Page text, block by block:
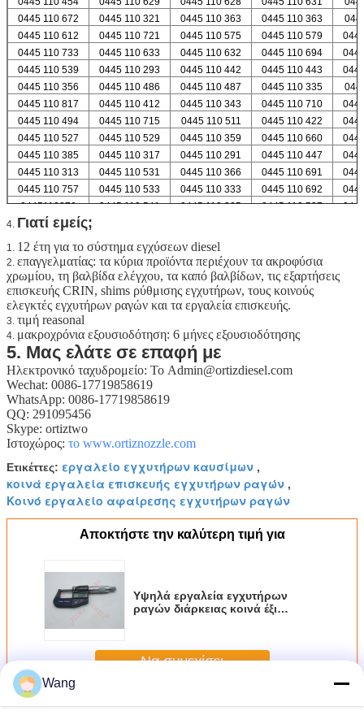
0445 110 672
0445 110 321 0445 110 363 0445 110 363
0445 110 612
0445 110 721 0445 110 575 0445 110 579
0445 110 733
0445 110 633 0445 110 632 0445 110 694
0445 110 539
0445 110 293 0445 110 442 0445 110 443
0445 110 356
0445 110 486 0445 110 487 0445 110 335
0445 110 817
0445 110 412 0445 110 343 0445 110 710
0445 110 494
0445 110 715 0445 110 511 0445 110 422
0445 110 527
0445 110 529 0445 110 359 0445 110 660
0445 110 385
0445 110 317 0445 110 291 0445 110 447
0445 110 313
0445 110 531 0445 110 366 0445 110 691
0445 110 757
0445 110 533 0445 110 333 0445 110 692
0445110376
0445 110 541 0445 110 305 0445 110 537
4. Γιατί εμείς;
1. 12 έτη για το σύστημα εγχύσεων diesel
2. επαγγελματίας: τα κύρια προϊόντα περιέχουν τα ακροφύσια
χρωμίου, τη βαλβίδα ελέγχου, τα καπό βαλβίδων, τις εξαρτήσεις
επισκευής CRIN, shims ρύθμισης εγχυτήρων, τους κοινούς
ελεγκτές εγχυτήρων ραγών και τα εργαλεία επισκευής.
3. τιμή reasonal
4. μακροχρόνια εξουσιοδότηση: 6 μήνες εξουσιοδότησης
5. Μας ελάτε σε επαφή με
Ηλεκτρονικό ταχυδρομείο: Το Admin@ortizdiesel.com
Wechat: 0086-17719858619
WhatsApp: 0086-17719858619
QQ: 291095456
Skype: ortiztwo
Ιστοχώρος: το www.ortiznozzle.com
Ετικέττες: εργαλείο εγχυτήρων καυσίμων ,
κοινά εργαλεία επισκευής εγχυτήρων ραγών ,
Κοινό εργαλείο αφαίρεσης εγχυτήρων ραγών
Αποκτήστε την καλύτερη τιμή για
Υψηλά εργαλεία εγχυτήρων
ραγών διάρκειας κοινά έξι
Να συνεχίσει
ΠερισσότεροιΚοινά εργαλεία εγχυτήρων ραγών
Wang